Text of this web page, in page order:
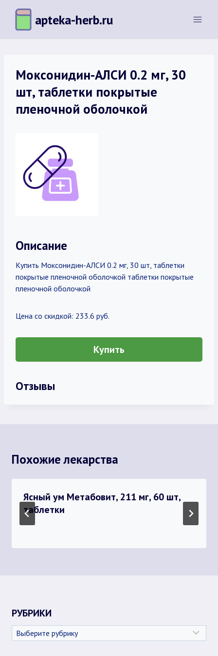
Перейти
содержимому
apteka-herb.ru
Моксонидин-АЛСИ 0.2 мг, 30
шт, таблетки покрытые
пленочной оболочкой
Описание
Купить Моксонидин-АЛСИ 0.2 мг, 30 шт, таблетки
покрытые пленочной оболочкой таблетки покрытые
пленочной оболочкой
Цена со скидкой: 233.6 руб.
Купить
Отзывы
Похожие лекарства
Ясный ум Метабовит, 211 мг, 60 шт,
таблетки
РУБРИКИ
Рубрики